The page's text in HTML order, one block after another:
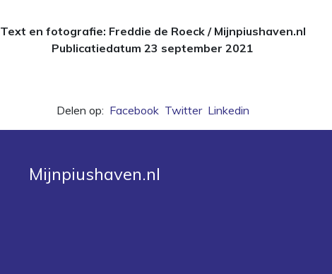
Text en fotografie: Freddie de Roeck / Mijnpiushaven.nl
Publicatiedatum 23 september 2021
Delen op: Facebook Twitter Linkedin
Mijnpiushaven.nl